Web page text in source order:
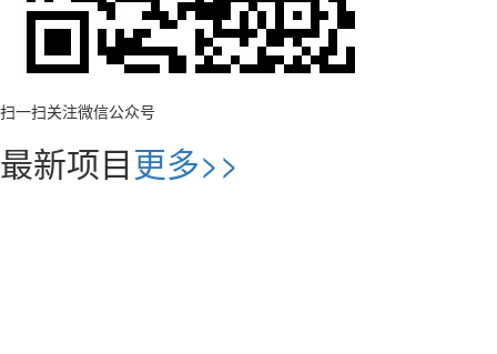
扫一扫关注微信公众号
最新项目更多>>